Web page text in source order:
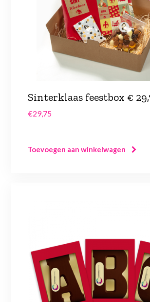
Sinterklaas feestbox €
€29,75
Toevoegen aan winkelwagen